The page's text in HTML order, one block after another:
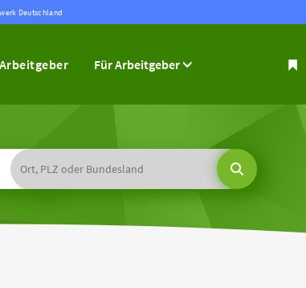
Deutschland
Für Arbeitgeber